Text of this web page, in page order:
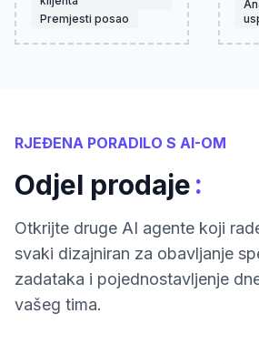
Premjesti posao
RJEĐENA PORADILO S AI-OM
Odjel prodaje:
Otkrijte druge AI agente koji
svaki dizajniran za obavljanje
zadataka i pojednostavljenje
vašeg tima.